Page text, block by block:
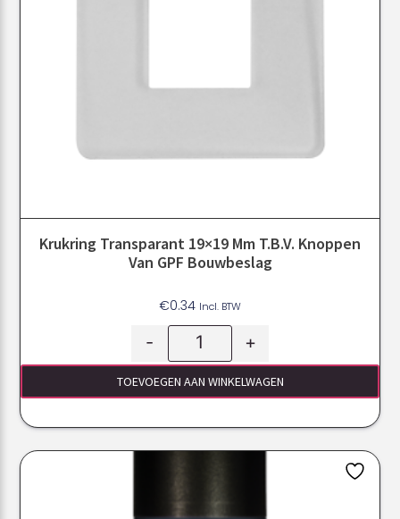
Krukring Transparant 19×19 Mm T.b.v. Knoppen
Van GPF Bouwbeslag
€0.34 Incl. BTW
- +
TOEVOEGEN AAN WINKELWAGEN